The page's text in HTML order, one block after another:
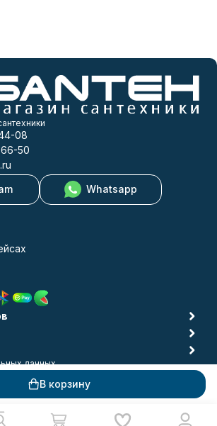
В корзину
08
50
Whatsapp
данных